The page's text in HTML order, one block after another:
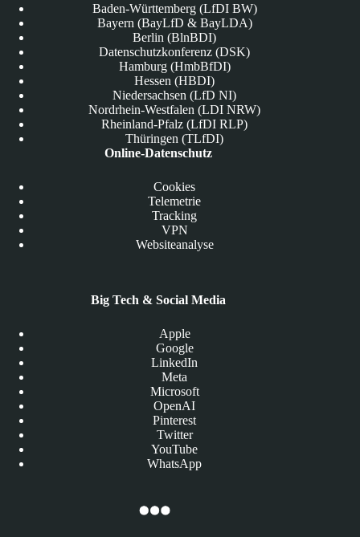
Baden-Württemberg (LfDI BW)
Bayern (BayLfD & BayLDA)
Berlin (BlnBDI)
Datenschutzkonferenz (DSK)
Hamburg (HmbBfDI)
Hessen (HBDI)
Niedersachsen (LfD NI)
Nordrhein-Westfalen (LDI NRW)
Rheinland-Pfalz (LfDI RLP)
Thüringen (TLfDI)
Online-Datenschutz
Cookies
Telemetrie
Tracking
VPN
Websiteanalyse
Big Tech & Social Media
Apple
Google
LinkedIn
Meta
Microsoft
OpenAI
Pinterest
Twitter
YouTube
WhatsApp